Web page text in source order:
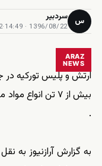
س سردبیر
1396/08/22 · 14:49
·2 دقیقه مطالعه
ARAZ
NEWS
ارتش و پلیس تورکیه
بیش از ۷ تن
.
به گزارش آرازنیوز به